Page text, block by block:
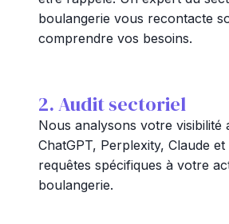
boulangerie vous recontacte
comprendre vos besoins.
2. Audit sectoriel
Nous analysons votre visibilité
ChatGPT, Perplexity, Claude
requêtes spécifiques à votre
boulangerie.